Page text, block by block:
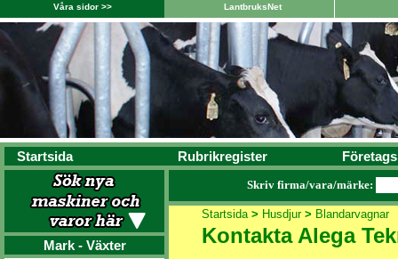
Våra sidor >> LantbruksNet
Startsida Rubrikregister
Mark - Växter
Skriv firma/vara/märke:
Startsida> Husdjur> Blandarvagnar
Kontakta Alega